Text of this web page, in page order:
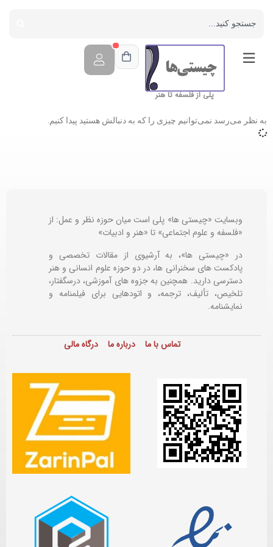
پلی از فلسفه تا هنر
به نظر می‌رسد نمی‌توانیم چیزی را که به دنبالش هستید پیدا کنیم.
وبسایت «چیستی ها» پلی است میان حوزه نظر و عمل: از
«فلسفه و علوم اجتماعی» تا «هنر و ادبیات»
در «چیستی ها»، به آرشیوی از مقالات تخصصی و
پادکست های سخنرانی ها، در دو حوزه علوم انسانی و هنر
دسترسی دارید. همچنین به جزوه های آموزشی، درسگفتار،
تلخیص، تألیف، ترجمه، و اتودهایی برایفیلمنامه و
نمایشنامه.
تماس با ما درباره ما درگاه مالی